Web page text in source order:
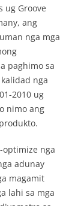
ug Groove
ang
nga mga
paghimo sa
nga
2010 ug
nimo ang
optimize nga
adunay
magamit
lahi sa mga